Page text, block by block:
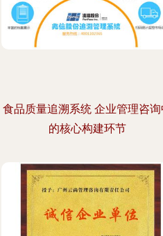
食品质量追溯系统 企业管理咨询
的核心构建环节